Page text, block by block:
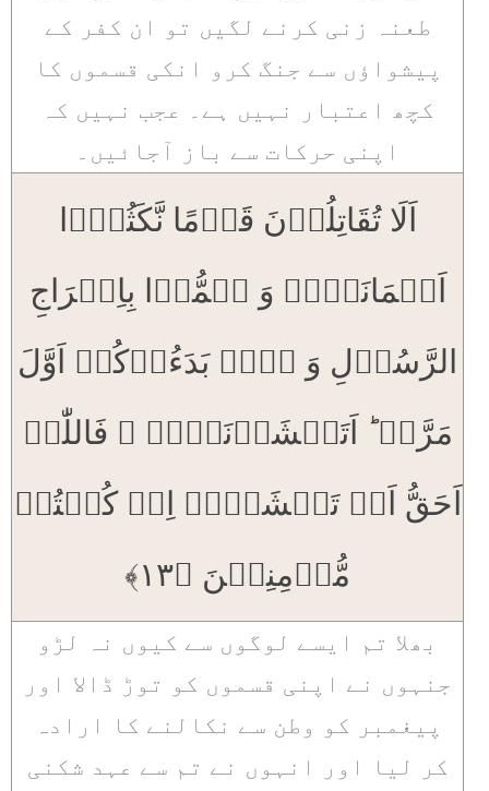
طعنہ زنی کرنے لگیں تو ان کفر کے
پیشواؤں سے جنگ کرو انکی قسموں کا
کچھ اعتبار نہیں ہے۔ عجب نہیں کہ
اپنی حرکات سے باز آجائیں۔
اَلَا تُقَاتِلُوۡنَ قَوۡمًا نَّکَثُوۡۤا
اَیۡمَانَہُمۡ وَ ہَمُّوۡا بِاِخۡرَاجِ
الرَّسُوۡلِ وَ ہُمۡ بَدَءُوۡکُمۡ اَوَّلَ
مَرَّۃٍ ؕ اَتَخۡشَوۡنَہُمۡ ۚ فَاللّٰہُ
اَحَقُّ اَنۡ تَخۡشَوۡہُ اِنۡ کُنۡتُمۡ
مُّؤۡمِنِیۡنَ ﴿۱۳﴾
بھلا تم ایسے لوگوں سے کیوں نہ لڑو
جنہوں نے اپنی قسموں کو توڑ ڈالا اور
پیغمبر کو وطن سے نکالنے کا ارادہ
کر لیا اور انہوں نے تم سے عہد شکنی